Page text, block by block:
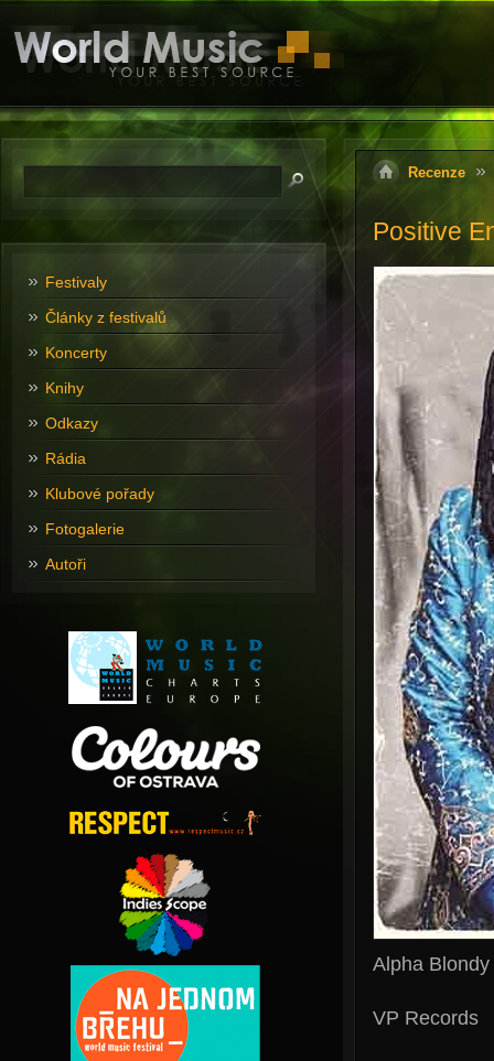
Recenze
Positive
Alpha Blondy
VP Records
Festivaly
Články z festivalů
Koncerty
Knihy
Odkazy
Rádia
Klubové pořady
Fotogalerie
Autoři